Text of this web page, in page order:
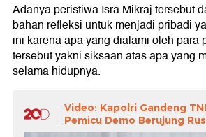
Adanya peristiwa Isra Mikraj tersebut
bahan refleksi untuk menjadi pribadi
ini karena apa yang dialami oleh para
tersebut yakni siksaan atas apa yang
selama hidupnya.
Video: Kapolri Gandeng
Pemicu Demo Berujung